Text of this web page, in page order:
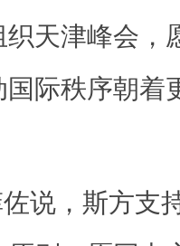
天津峰会，
际秩序朝着
说，斯方支